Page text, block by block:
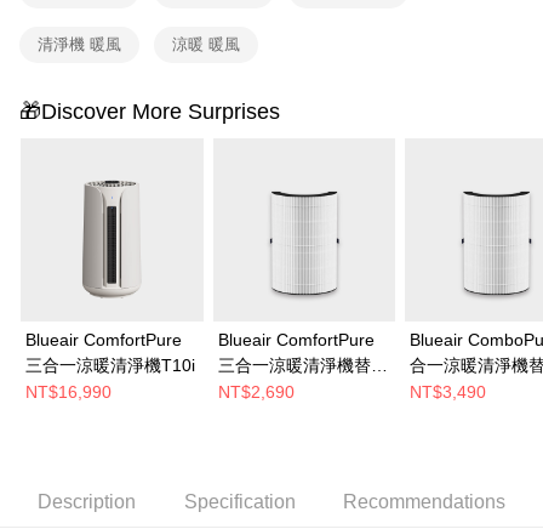
清淨機 暖風 涼暖 暖風
🎁Discover More Surprises
Blueair ComfortPure
三合一涼暖清淨機T10i
NT$16,990
Blueair ComfortPure
三合一涼暖清淨機替換
濾網(T10i適用)
NT$2,690
Blueair
合一涼暖清淨機
網(T20i適用)
NT$3,490
Description Specification Recommendations